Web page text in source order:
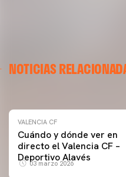
NOTICIAS
ENTRENAMIENTO DEL
VALENCIA CF
Cuándo y dónde ver en
directo el Valencia CF –
Deportivo Alavés
03 marzo 2026